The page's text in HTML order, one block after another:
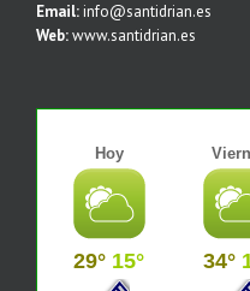
Email:info@santidrian.es
Web:www.santidrian.es